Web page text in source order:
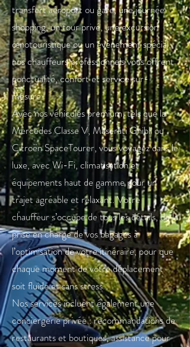
transfert aéroport ou gare, une journée
shopping, un tour privé, une excursion
œnotouristique ou un événement spécial,
nos chauffeurs professionnels vous offrent
ponctualité, confort et service sur-
mesure.
Avec nos véhicules premium, tels que la
Mercedes Classe V, Maserati Ghibli ou
Citroën SpaceTourer, vous voyagez dans le
luxe, avec Wi-Fi, climatisation et
équipements haut de gamme pour un
trajet agréable et relaxant. Votre
chauffeur s’occupe de tous les détails, de la
prise en charge de vos bagages à
l’optimisation de votre itinéraire, pour que
chaque moment de votre déplacement
soit fluide et sans stress.
Nos services incluent également une
conciergerie privée : recommandations de
restaurants et boutiques, assistance pour